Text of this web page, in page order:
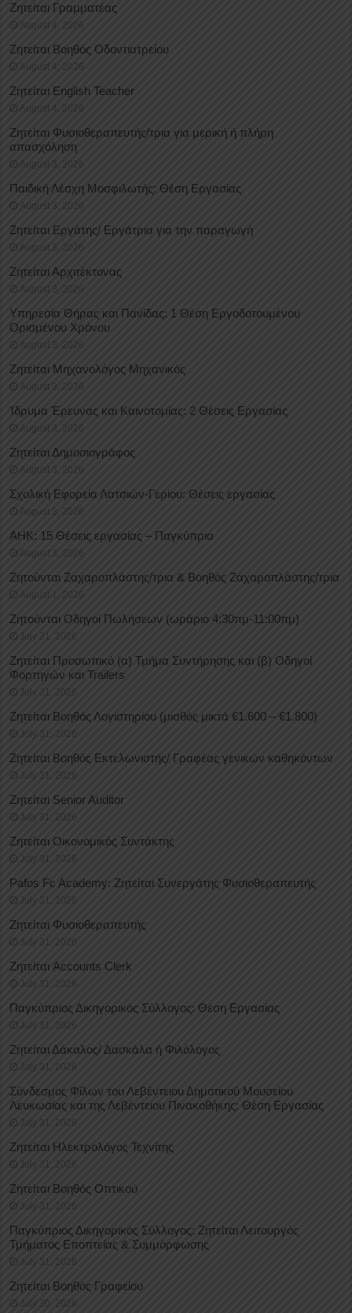
Ζητείται Γραμματέας
August 4, 2026
Ζητείται Βοηθός Οδοντιατρείου
August 4, 2026
Ζητείται English Teacher
August 4, 2026
Ζητείται Φυσιοθεραπευτής/τρια για μερική ή πλήρη
απασχόληση
August 3, 2026
Παιδική Λέσχη Μοσφιλωτής: Θέση Εργασίας
August 3, 2026
Ζητείται Εργάτης/ Εργάτρια για την παραγωγή
August 3, 2026
Ζητείται Αρχιτέκτονας
August 3, 2026
Υπηρεσία Θήρας και Πανίδας: 1 Θέση Eργοδοτουμένου
Oρισμένου Xρόνου
August 3, 2026
Ζητείται Μηχανολόγος Μηχανικός
August 3, 2026
Ίδρυμα Έρευνας και Καινοτομίας: 2 Θέσεις Εργασίας
August 3, 2026
Ζητείται Δημοσιογράφος
August 3, 2026
Σχολική Εφορεία Λατσιών-Γερίου: Θέσεις εργασίας
August 3, 2026
ΑΗΚ: 15 Θέσεις εργασίας – Παγκύπρια
August 3, 2026
Ζητούνται Ζαχαροπλάστης/τρια & Βοηθός Ζαχαροπλάστης/τρια
August 1, 2026
Ζητούνται Οδηγοί Πωλήσεων (ωράριο 4:30πμ-11:00πμ)
July 31, 2026
Ζητείται Προσωπικό (α) Τμήμα Συντήρησης και (β) Οδηγοί
Φορτηγών και Trailers
July 31, 2026
Ζητείται Βοηθός Λογιστηρίου (μισθός μικτά €1.600 – €1.800)
July 31, 2026
Ζητείται Βοηθός Εκτελωνιστής/ Γραφέας γενικών καθηκόντων
July 31, 2026
Ζητείται Senior Auditor
July 31, 2026
Ζητείται Οικονομικός Συντάκτης
July 31, 2026
Pafos Fc Academy: Ζητείται Συνεργάτης Φυσιοθεραπευτής
July 31, 2026
Ζητείται Φυσιοθεραπευτής
July 31, 2026
Ζητείται Accounts Clerk
July 31, 2026
Παγκύπριος Δικηγορικός Σύλλογος: Θέση Εργασίας
July 31, 2026
Ζητείται Δάκαλος/ Δασκάλα ή Φιλόλογος
July 31, 2026
Σύνδεσμος Φίλων του Λεβέντειου Δημοτικού Μουσείου
Λευκωσίας και της Λεβέντειου Πινακοθήκης: Θέση Εργασίας
July 31, 2026
Ζητείται Ηλεκτρολόγος Τεχνίτης
July 31, 2026
Ζητείται Βοηθός Οπτικού
July 31, 2026
Παγκύπριος Δικηγορικός Σύλλογος: Ζητείται Λειτουργός
Τμήματος Εποπτείας & Συμμόρφωσης
July 31, 2026
Ζητείται Βοηθός Γραφείου
July 30, 2026